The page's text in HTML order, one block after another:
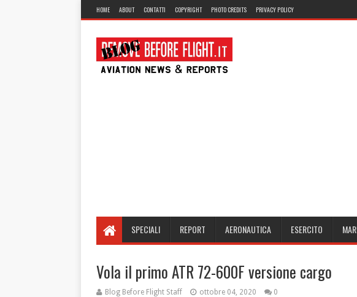
HOME ABOUT CONTATTI COPYRIGHT PHOTO CREDITS PRIVACY POLICY
SPECIALI REPORT AERONAUTICA ESERCITO
Vola il primo ATR 72-600F versione cargo
Blog Before Flight Staff ottobre 04, 2020 0